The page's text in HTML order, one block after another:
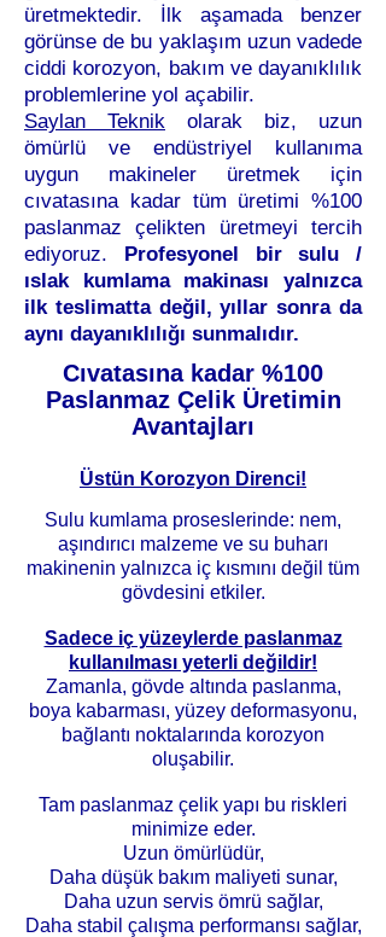
üretmektedir. İlk aşamada benzer
görünse de bu yaklaşım uzun vadede
ciddi korozyon, bakım ve dayanıklılık
problemlerine yol açabilir.
Saylan Teknik olarak biz, uzun
ömürlü ve endüstriyel kullanıma
uygun makineler üretmek için
cıvatasına kadar tüm üretimi %100
paslanmaz çelikten üretmeyi tercih
ediyoruz. Profesyonel bir sulu /
ıslak kumlama makinası yalnızca
ilk teslimatta değil, yıllar sonra da
aynı dayanıklılığı sunmalıdır.
Cıvatasına kadar %100
Paslanmaz Çelik Üretimin
Avantajları
Üstün Korozyon Direnci!
Sulu kumlama proseslerinde: nem,
aşındırıcı malzeme ve su buharı
makinenin yalnızca iç kısmını değil tüm
gövdesini etkiler.
Sadece iç yüzeylerde paslanmaz
kullanılması yeterli değildir!
Zamanla, gövde altında paslanma,
boya kabarması, yüzey deformasyonu,
bağlantı noktalarında korozyon
oluşabilir.
Tam paslanmaz çelik yapı bu riskleri
minimize eder.
Uzun ömürlüdür,
Daha düşük bakım maliyeti sunar,
Daha uzun servis ömrü sağlar,
Daha stabil çalışma performansı sağlar,